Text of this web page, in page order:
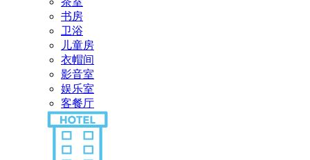
书房
卫浴
儿童房
衣帽间
影音室
娱乐室
客餐厅